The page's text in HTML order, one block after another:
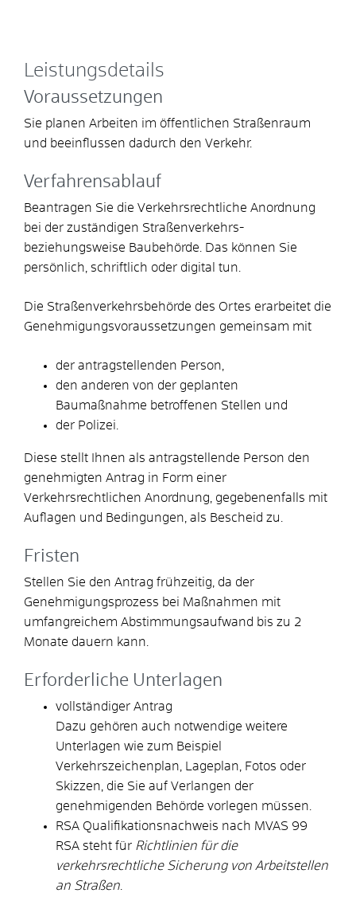
Leistungsdetails
Voraussetzungen
Sie planen Arbeiten im öffentlichen Straßenraum
und beeinflussen dadurch den Verkehr.
Verfahrensablauf
Beantragen Sie die Verkehrsrechtliche Anordnung
bei der zuständigen Straßenverkehrs-
beziehungsweise Baubehörde. Das können Sie
persönlich, schriftlich oder digital tun.
Die Straßenverkehrsbehörde des Ortes erarbeitet die
Genehmigungsvoraussetzungen gemeinsam mit
der antragstellenden Person,
den anderen von der geplanten
Baumaßnahme betroffenen Stellen und
der Polizei.
Diese stellt Ihnen als antragstellende Person den
genehmigten Antrag in Form einer
Verkehrsrechtlichen Anordnung, gegebenenfalls mit
Auflagen und Bedingungen, als Bescheid zu.
Fristen
Stellen Sie den Antrag frühzeitig, da der
Genehmigungsprozess bei Maßnahmen mit
umfangreichem Abstimmungsaufwand bis zu 2
Monate dauern kann.
Erforderliche Unterlagen
vollständiger Antrag
Dazu gehören auch notwendige weitere
Unterlagen wie zum Beispiel
Verkehrszeichenplan, Lageplan, Fotos oder
Skizzen, die Sie auf Verlangen der
genehmigenden Behörde vorlegen müssen.
RSA Qualifikationsnachweis nach MVAS 99
RSA steht für Richtlinien für die
verkehrsrechtliche Sicherung von Arbeitstellen
an Straßen